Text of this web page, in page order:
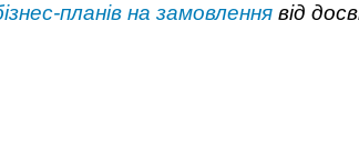
планів на замовлення від